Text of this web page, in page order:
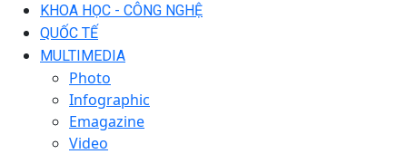
KHOA HỌC - CÔNG NGHỆ
QUỐC TẾ
MULTIMEDIA
Photo
Infographic
Emagazine
Video